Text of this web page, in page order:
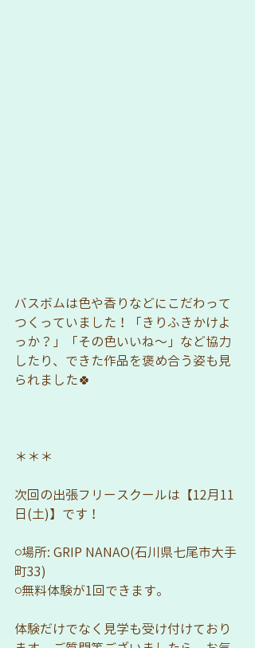
バスボムは色や香りなどにこだわって
つくっていました！「きりふきかけよ
っか？」「その色いいね〜」など協力
したり、できた作品を褒め合う姿も見
られました🍀
＊＊＊
次回の出張フリースクールは【12月11
日(土)】です！
⚪︎場所: GRIP NANAO(石川県七尾市大手
町33)
⚪︎無料体験が1回できます。
体験だけでなく見学も受け付けており